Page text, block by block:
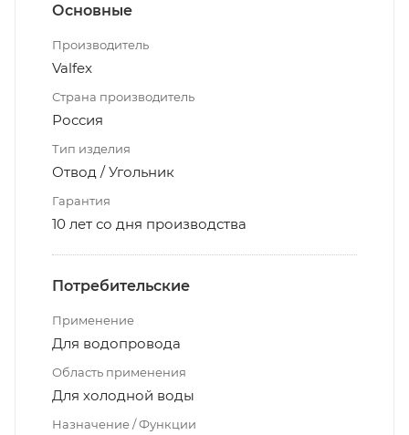
Основные
Производитель
Valfex
Страна производитель
Россия
Тип изделия
Отвод / Угольник
Гарантия
10 лет со дня производства
Потребительские
Применение
Для водопровода
Область применения
Для холодной воды
Назначение / Функции